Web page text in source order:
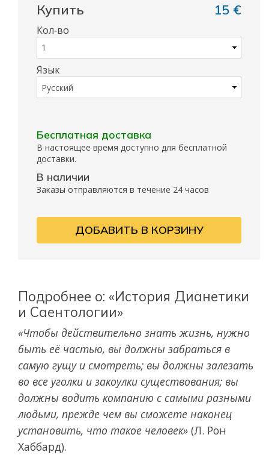
Купить 15 €
Кол‑во
Язык
Бесплатная доставка
В настоящее время доступно для бесплатной
доставки.
В наличии
Заказы отправляются в течение 24 часов
ДОБАВИТЬ В КОРЗИНУ
Подробнее о: «История Дианетики
и Саентологии»
«Чтобы действительно знать жизнь, нужно
быть её частью, вы должны забраться в
самую гущу и смотреть; вы должны залезать
во все уголки и закоулки существования; вы
должны водить компанию с самыми разными
людьми, прежде чем вы сможете наконец
установить, что такое человек» (Л. Рон
Хаббард).